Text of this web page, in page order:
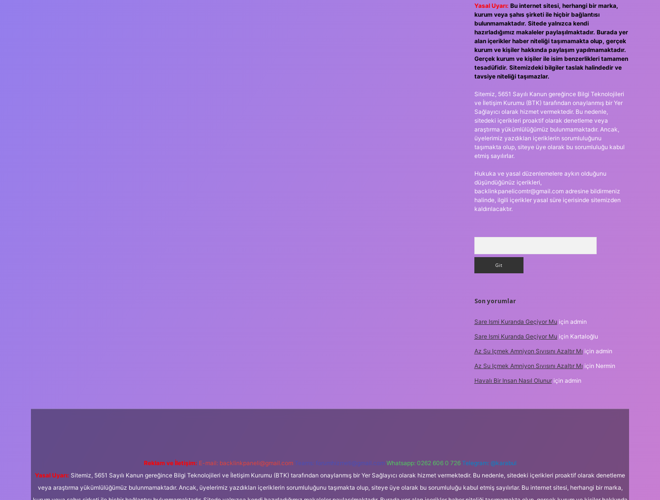
Yasal Uyarı: Bu internet sitesi, herhangi bir marka,
kurum veya şahıs şirketi ile hiçbir bağlantısı
bulunmamaktadır. Sitede yalnızca kendi
hazırladığımız makaleler paylaşılmaktadır. Burada yer
alan içerikler haber niteliği taşımamakta olup, gerçek
kurum ve kişiler hakkında paylaşım yapılmamaktadır.
Gerçek kurum ve kişiler ile isim benzerlikleri tamamen
tesadüfidir. Sitemizdeki bilgiler taslak halindedir ve
tavsiye niteliği taşımazlar.
Sitemiz, 5651 Sayılı Kanun gereğince Bilgi Teknolojileri
ve İletişim Kurumu (BTK) tarafından onaylanmış bir Yer
Sağlayıcı olarak hizmet vermektedir. Bu nedenle,
sitedeki içerikleri proaktif olarak denetleme veya
araştırma yükümlülüğümüz bulunmamaktadır. Ancak,
üyelerimiz yazdıkları içeriklerin sorumluluğunu
taşımakta olup, siteye üye olarak bu sorumluluğu kabul
etmiş sayılırlar.
Hukuka ve yasal düzenlemelere aykırı olduğunu
düşündüğünüz içerikleri,
backlinkpanelicomtr@gmail.comadresine bildirmeniz
halinde, ilgili içerikler yasal süre içerisinde sitemizden
kaldırılacaktır.
Son yorumlar
Sare Ismi Kuranda Geçiyor Mu için admin
Sare Ismi Kuranda Geçiyor Mu için Kartaloğlu
Az Su Içmek Amniyon Sıvısını Azaltır Mı için admin
Az Su Içmek Amniyon Sıvısını Azaltır Mı için Nermin
Havalı Bir Insan Nasıl Olunuriçin admin
Reklam ve İletişim: E-mail: backlinkpaneli@gmail.com Teams: forumhizmeti@gmail.com Whatsapp: 0262 606 0 726 Telegram: @karabul
Yasal Uyarı: Sitemiz, 5651 Sayılı Kanun gereğince Bilgi Teknolojileri ve İletişim Kurumu (BTK) tarafından onaylanmış bir Yer Sağlayıcı olarak hizmet vermektedir. Bu nedenle, sitedeki içerikleri proaktif olarak denetleme
veya araştırma yükümlülüğümüz bulunmamaktadır. Ancak, üyelerimiz yazdıkları içeriklerin sorumluluğunu taşımakta olup, siteye üye olarak bu sorumluluğu kabul etmiş sayılırlar. Bu internet sitesi, herhangi bir marka,